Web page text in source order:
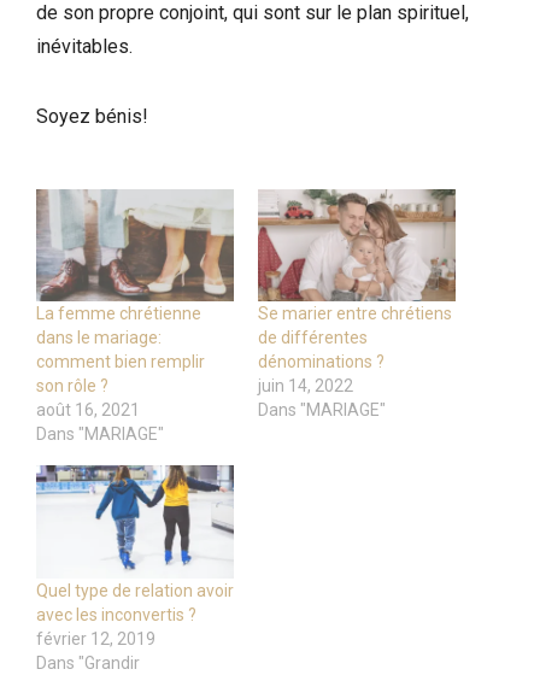
de son propre conjoint, qui sont sur le plan spirituel,
inévitables.
Soyez bénis!
La femme chrétienne
dans le mariage:
comment bien remplir
son rôle ?
août 16, 2021
Dans "MARIAGE"
Se marier entre chrétiens
de différentes
dénominations ?
juin 14, 2022
Dans "MARIAGE"
Quel type de relation avoir
avec les inconvertis ?
février 12, 2019
Dans "Grandir